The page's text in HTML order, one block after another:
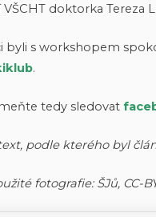
VŠCHT doktorka Tereza
byli s workshopem
.
tedy sledovat
podle kterého byl
fotografie: ŠJů, CC-